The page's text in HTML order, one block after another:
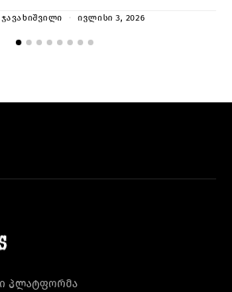
ᲘᲕᲚᲘᲡᲘ 3, 2026
პლატფორმა